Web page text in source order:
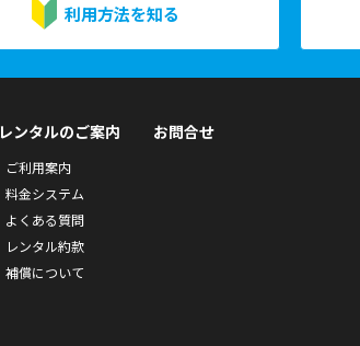
利用方法を知る
レンタルのご案内
ご利用案内
料金システム
よくある質問
レンタル約款
補償について
お問合せ